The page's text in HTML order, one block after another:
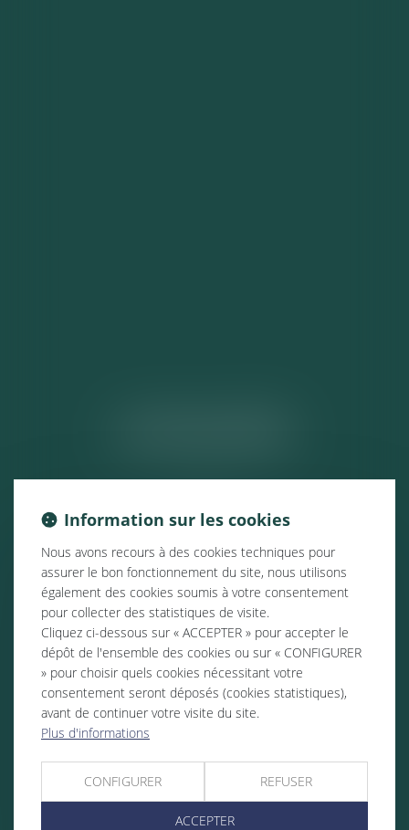
Information sur les cookies
Nous avons recours à des cookies techniques pour
assurer le bon fonctionnement du site, nous utilisons
également des cookies soumis à votre consentement
pour collecter des statistiques de visite.
Cliquez ci-dessous sur « ACCEPTER » pour accepter le
dépôt de l'ensemble des cookies ou sur « CONFIGURER
» pour choisir quels cookies nécessitant votre
consentement seront déposés (cookies statistiques),
avant de continuer votre visite du site.
Plus d'informations
CONFIGURER REFUSER
ACCEPTER